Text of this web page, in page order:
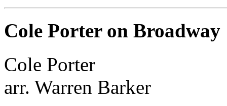
Cole Porter on Broadway
Cole Porter
arr. Warren Barker